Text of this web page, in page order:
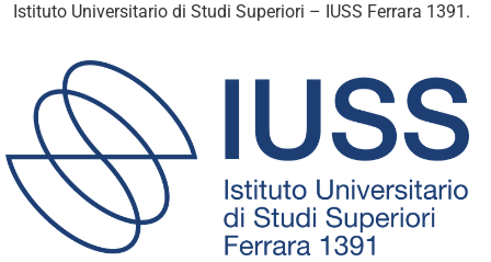
Istituto Universitario di Studi Superiori – IUSS Ferrara 1391.